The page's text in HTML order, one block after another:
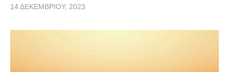
14 ΔΕΚΕΜΒΡΊΟΥ, 2023